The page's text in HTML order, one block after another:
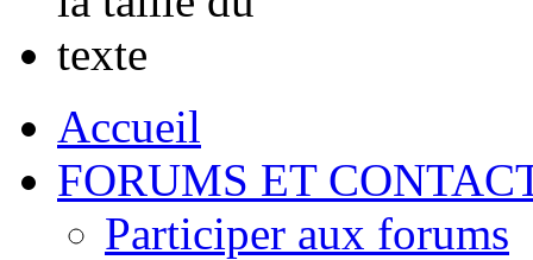
Accueil
FORUMS ET
Participer aux forums